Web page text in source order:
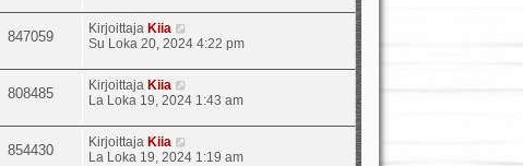
v
e
i
847059 KirjoittajaKiia
Su Loka 20, 2024 4:22 pm
808485 KirjoittajaKiia
La Loka 19, 2024 1:43 am
854430 KirjoittajaKiia
La Loka 19, 2024 1:19 am